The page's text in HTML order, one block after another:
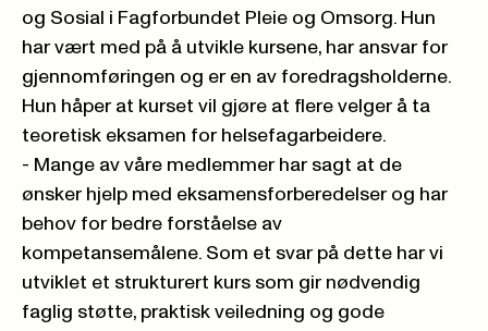
og Sosial i Fagforbundet Pleie og Omsorg. Hun
har vært med på å utvikle kursene, har ansvar for
gjennomføringen og er en av foredragsholderne.
Hun håper at kurset vil gjøre at flere velger å ta
teoretisk eksamen for helsefagarbeidere.
- Mange av våre medlemmer har sagt at de
ønsker hjelp med eksamensforberedelser og har
behov for bedre forståelse av
kompetansemålene. Som et svar på dette har vi
utviklet et strukturert kurs som gir nødvendig
faglig støtte, praktisk veiledning og gode